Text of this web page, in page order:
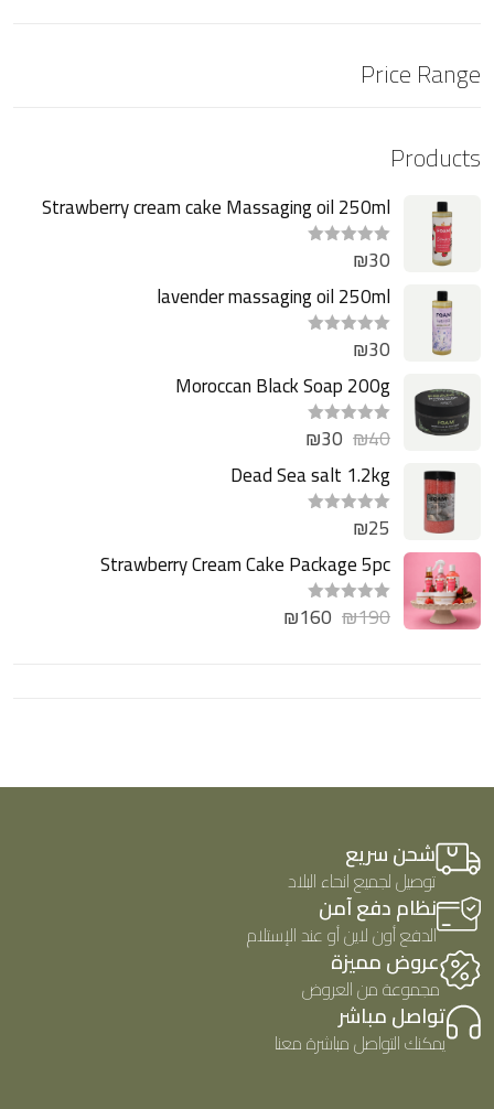
Price Range
Products
Strawberry cream cake Massaging oil 250ml
ت
م
ا
ل
ت
ق
ي
م
0
م
5
₪30
lavender massaging oil 250ml
ت
م
ل
ت
ق
ي
م
0
م
5
₪30
Moroccan Black Soap 200g
ت
م
ل
ت
ق
ي
م
0
م
5
₪40
₪30
Dead Sea salt 1.2kg
ت
م
ل
ت
ق
ي
₪25
Strawberry Cream Cake Package 5pc
ت
م
₪190
₪160
شحن سريع
توصيل لجميع انحاء البلاد
نظام دفع آمن
الدفع أون لاين أو عند الإستلام
عروض مميزة
مجموعة من العروض
تواصل مباشر
يمكنك التواصل مباشرة معنا